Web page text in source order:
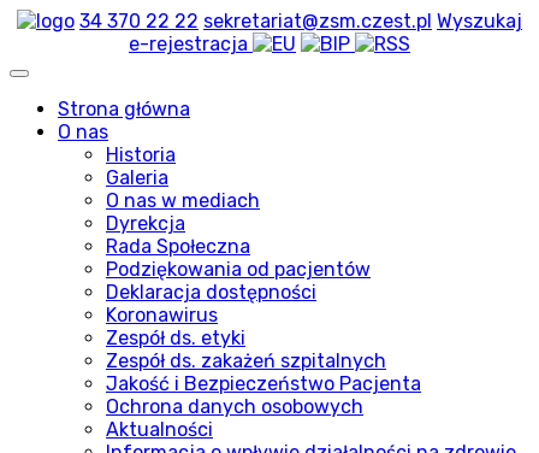
34 370 22 22 sekretariat@zsm.czest.pl Wyszukaj
e-rejestracja
Strona główna
O nas
Historia
Galeria
O nas w mediach
Dyrekcja
Rada Społeczna
Podziękowania od pacjentów
Deklaracja dostępności
Koronawirus
Zespół ds. etyki
Zespół ds. zakażeń szpitalnych
Jakość i Bezpieczeństwo Pacjenta
Ochrona danych osobowych
Aktualności